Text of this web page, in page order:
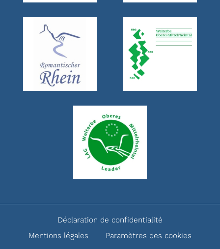
Déclaration de confidentialité
Mentions légales
Paramètres des cookies